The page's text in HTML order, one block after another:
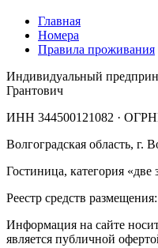
Главная
Номера
Правила проживания
Индивидуальный
Грантович
ИНН 344500121082 ·
Волгоградская область, г.
Гостиница, категория «две
Реестр средств размещения:
Информация на сайте
является публичной